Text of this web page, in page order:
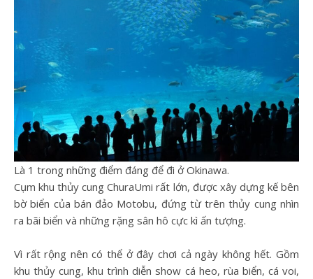
Là 1 trong những điểm đáng để đi ở Okinawa.
Cụm khu thủy cung ChuraUmi rất lớn, được xây dựng kế bên
bờ biển của bán đảo Motobu, đứng từ trên thủy cung nhìn
ra bãi biển và những rặng sân hô cực kì ấn tượng.
Vì rất rộng nên có thể ở đây chơi cả ngày không hết. Gồm
khu thủy cung, khu trình diễn show cá heo, rùa biển, cá voi,